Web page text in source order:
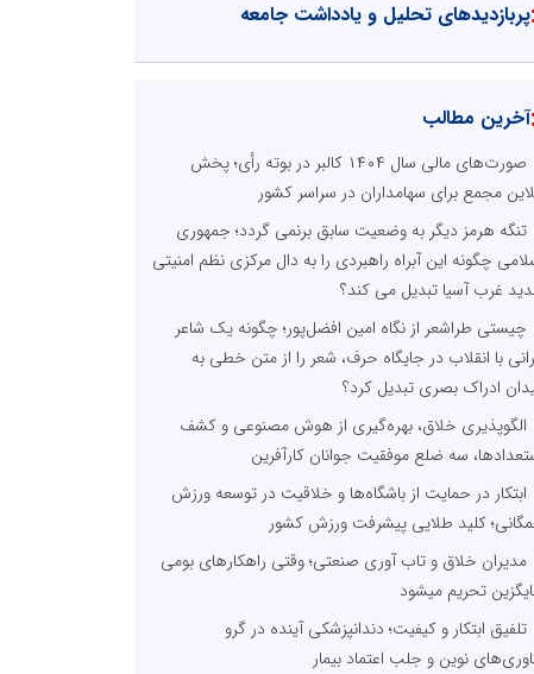
پربازدیدهای تحلیل و یادداشت جامعه
آخرین مطالب
صورت‌های مالی سال ۱۴۰۴ کالبر در بوته رأی؛ پخش
مجمع برای سهامداران در سراسر کشور
تنگه هرمز دیگر به وضعیت سابق برنمی گردد؛ جمهوری
چگونه این آبراه راهبردی را به دال مرکزی نظم امنیتی
غرب آسیا تبدیل می کند؟
چیستی طراشعر از نگاه امین افضل‌پور؛ چگونه یک شاعر
با انقلاب در جایگاه حرف، شعر را از متن خطی به
ادراک بصری تبدیل کرد؟
الگوپذیری خلاق، بهره‌گیری از هوش مصنوعی و کشف
سه ضلع موفقیت جوانان کارآفرین
ابتکار در حمایت از باشگاه‌ها و خلاقیت در توسعه ورزش
کلید طلایی پیشرفت ورزش کشور
مدیران خلاق و تاب آوری صنعتی؛ وقتی راهکارهای بومی
تحریم میشود
تلفیق ابتکار و کیفیت؛ دندانپزشکی آینده در گرو
نوین و جلب اعتماد بیمار